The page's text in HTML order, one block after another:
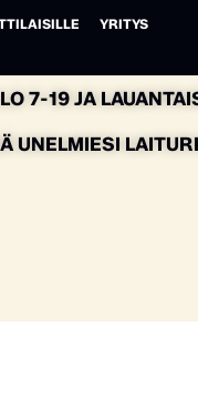
YRITYS
7-19 JA
UNELMIESI